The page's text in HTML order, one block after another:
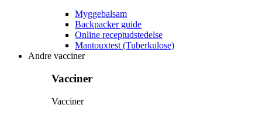
Myggebalsam
Backpacker guide
Online receptudstedelse
Mantouxtest (Tuberkulose)
Andre vacciner
Vacciner
Vacciner